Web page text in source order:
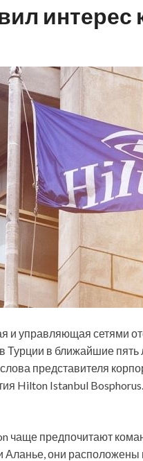
интерес
управляющая сетями
в ближайшие пять
представителя
Hilton Istanbul
чаще предпочитают
Аланье, они расположены